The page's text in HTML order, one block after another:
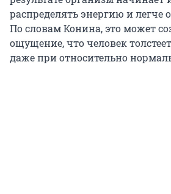
распределять энергию и легче
По словам Конина, это может
ощущение, что человек
даже при относительно